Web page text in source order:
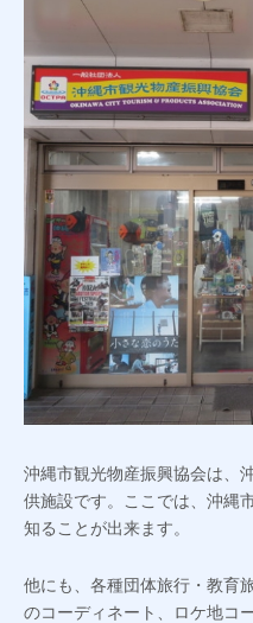
沖縄市観光物産振興協会は、
供施設です。ここでは、沖縄
知ることが出来ます。
他にも、各種団体旅行・教育
のコーディネート、ロケ地コ